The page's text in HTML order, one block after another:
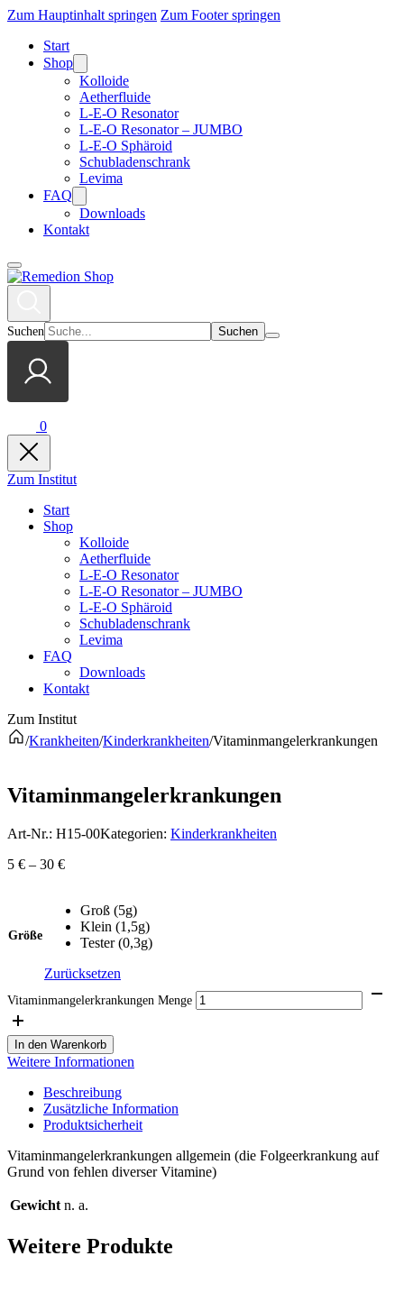
Zum Hauptinhalt springen Zum Footer springen
Start
Shop
Kolloide
Aetherfluide
L-E-O Resonator
L-E-O Resonator – JUMBO
L-E-O Sphäroid
Schubladenschrank
Levima
FAQ
Downloads
Kontakt
Suchen
0
Zum Institut
Start
Shop
Kolloide
Aetherfluide
L-E-O Resonator
L-E-O Resonator – JUMBO
L-E-O Sphäroid
Schubladenschrank
Levima
FAQ
Downloads
Kontakt
Zum Institut
/Krankheiten/Kinderkrankheiten/Vitaminmangelerkrankungen
Vitaminmangelerkrankungen
Art-Nr.: H15-00Kategorien: Kinderkrankheiten
5 € – 30 €
Größe
Groß (5g)
Klein (1,5g)
Tester (0,3g)
Zurücksetzen
Vitaminmangelerkrankungen Menge
In den Warenkorb
Weitere Informationen
Beschreibung
Zusätzliche Information
Produktsicherheit
Vitaminmangelerkrankungen allgemein (die Folgeerkrankung auf
Grund von fehlen diverser Vitamine)
Gewicht n. a.
Weitere Produkte